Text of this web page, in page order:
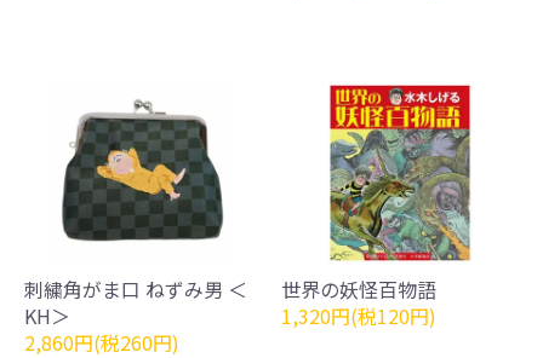
刺繍角がま口 ねずみ男 ＜
KH＞
2,860円(税260円)
世界の妖怪百物語
1,320円(税120円)